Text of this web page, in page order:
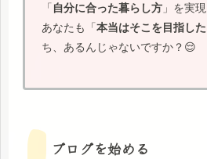
「 自分に合った暮らし方 」を実
あなたも「本当はそこを目指し
ち、あるんじゃないですか？😌
ブログを始める